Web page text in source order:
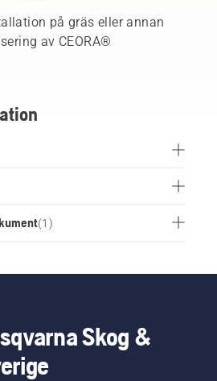
på gräs eller annan
av CEORA®
(1 )
Skog &